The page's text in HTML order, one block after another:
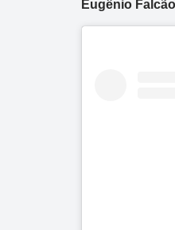
Eugênio Falcão